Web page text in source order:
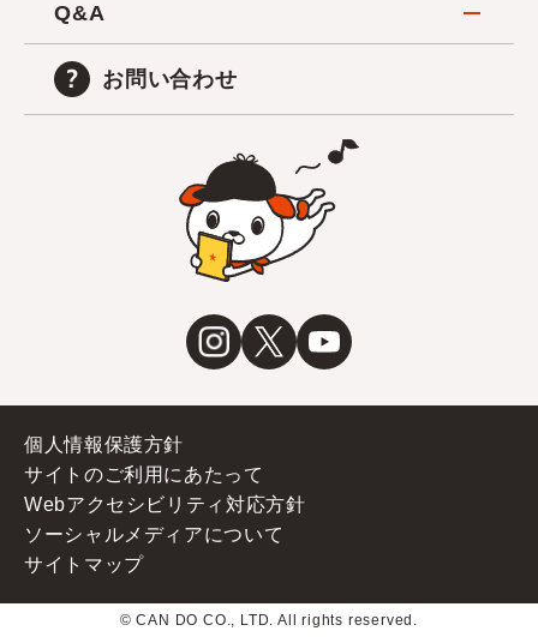
Q&A
お問い合わせ
個人情報保護方針
サイトのご利用にあたって
Webアクセシビリティ対応方針
ソーシャルメディアについて
サイトマップ
© CAN DO CO., LTD. All rights reserved.